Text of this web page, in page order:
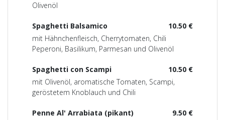
Olivenöl
10.50 €
Spaghetti Balsamico
mit Hähnchenfleisch, Cherrytomaten, Chili
Peperoni, Basilikum, Parmesan und Olivenöl
10.50 €
Spaghetti con Scampi
mit Olivenöl, aromatische Tomaten, Scampi,
geröstetem Knoblauch und Chili
9.50 €
Penne Al' Arrabiata (pikant)